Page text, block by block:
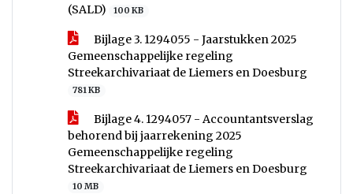
(SALD)
100 KB
Bijlage 3. 1294055 - Jaarstukken 2025
Gemeenschappelijke regeling
Streekarchivariaat de Liemers en Doesburg
781 KB
Bijlage 4. 1294057 - Accountantsverslag
behorend bij jaarrekening 2025
Gemeenschappelijke regeling
Streekarchivariaat de Liemers en Doesburg
10 MB